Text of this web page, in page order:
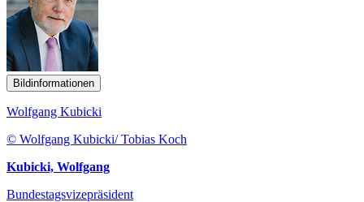
Bildinformationen
Wolfgang Kubicki
© Wolfgang Kubicki/ Tobias Koch
Kubicki, Wolfgang
Bundestagsvizepräsident